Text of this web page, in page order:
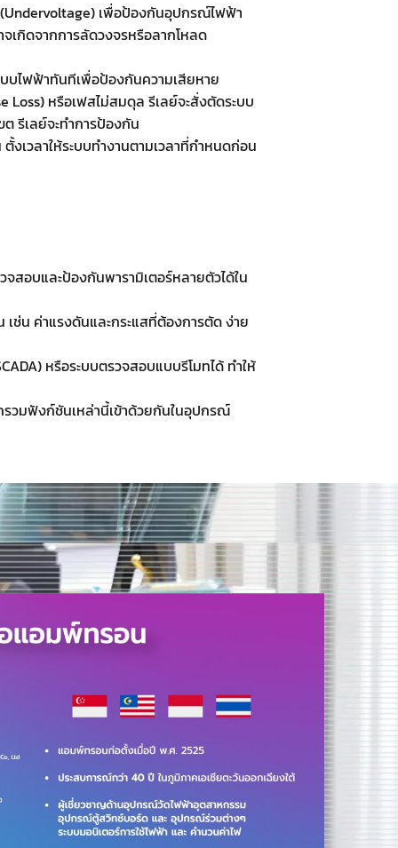
เพื่อป้องกันอุปกรณ์ไฟฟ้า
เกิดจากการลัดวงจรหรือลากโหลด
บไฟฟ้าทันทีเพื่อป้องกันความเสียหาย
Loss) หรือเฟสไม่สมดุล รีเลย์จะสั่งตัดระบบ
รีเลย์จะทำการป้องกัน
งเวลาให้ระบบทำงานตามเวลาที่กำหนดก่อน
สอบและป้องกันพารามิเตอร์หลายตัวได้ใน
ช่น ค่าแรงดันและกระแสที่ต้องการตัด ง่าย
หรือระบบตรวจสอบแบบรีโมทได้ ทำให้
วมฟังก์ชันเหล่านี้เข้าด้วยกันในอุปกรณ์